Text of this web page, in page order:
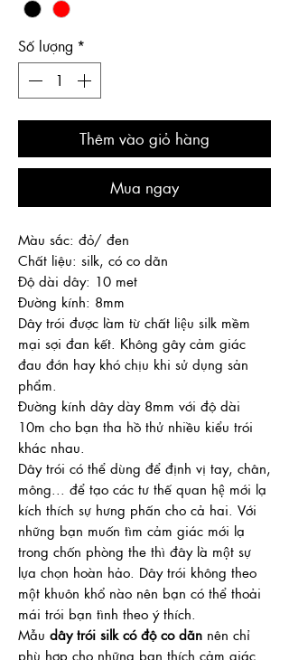
Số lượng *
Thêm vào giỏ hàng
Mua ngay
Màu sắc: đỏ/ đen
Chất liệu: silk, có co dãn
Độ dài dây: 10 met
Đường kính: 8mm
Dây trói được làm từ chất liệu silk mềm
mại sợi đan kết. Không gây cảm giác
đau đớn hay khó chịu khi sử dụng sản
phẩm.
Đường kính dây dày 8mm với độ dài
10m cho bạn tha hồ thử nhiều kiểu trói
khác nhau.
Dây trói có thể dùng để định vị tay, chân,
mông... để tạo các tư thế quan hệ mới lạ
kích thích sự hưng phấn cho cả hai. Với
những bạn muốn tìm cảm giác mới lạ
trong chốn phòng the thì đây là một sự
lựa chọn hoàn hảo. Dây trói không theo
một khuôn khổ nào nên bạn có thể thoải
mái trói bạn tình theo ý thích.
Mẫu dây trói silk có độ co dãn nên chỉ
phù hợp cho những bạn thích cảm giác